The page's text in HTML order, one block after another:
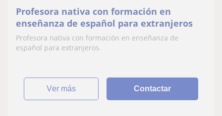
Profesora nativa con formación en
enseñanza de español para extranjeros
Profesora nativa con formación en enseñanza de
español para extranjeros.
ver más Contactar